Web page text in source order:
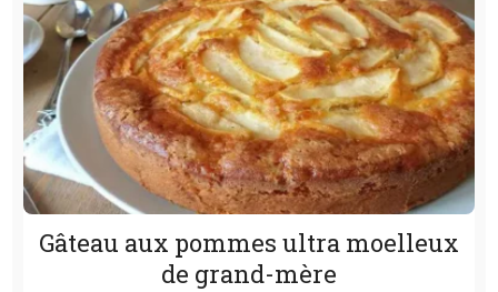
Gâteau aux pommes ultra moelleux
de grand-mère